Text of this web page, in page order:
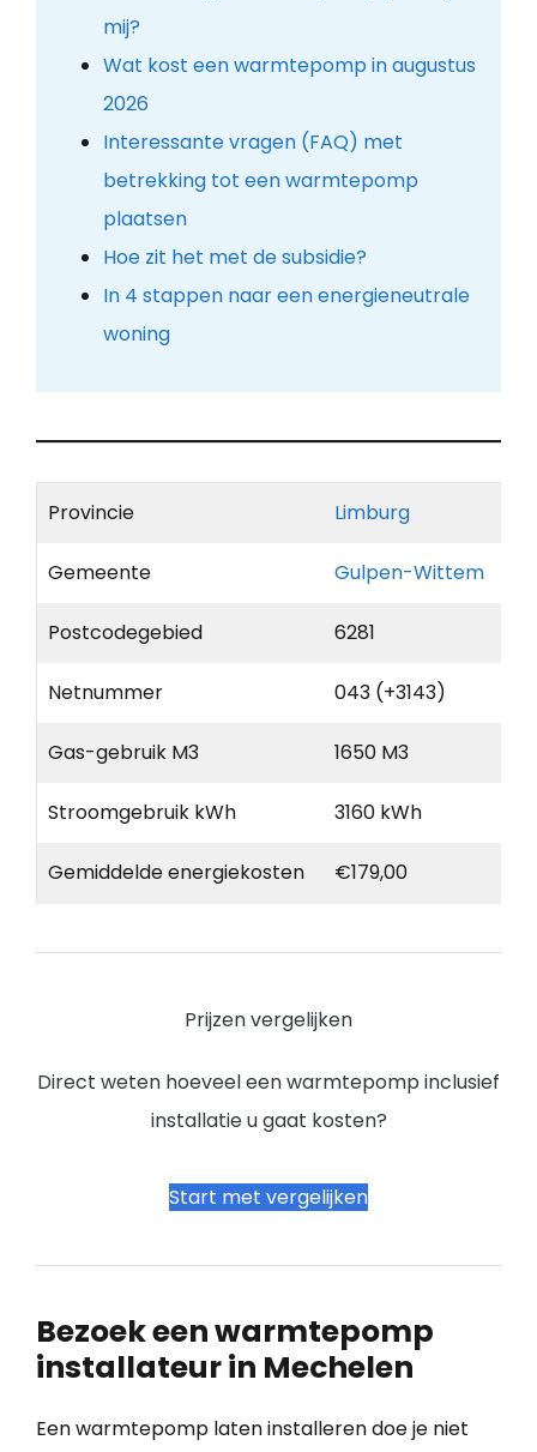
mij?
Wat kost een warmtepomp in augustus
2026
Interessante vragen (FAQ) met
betrekking tot een warmtepomp
plaatsen
Hoe zit het met de subsidie?
In 4 stappen naar een energieneutrale
woning
Provincie Limburg
Gemeente Gulpen-Wittem
Postcodegebied 6281
Netnummer 043 (+3143)
Gas-gebruik M3 1650 M3
Stroomgebruik kWh 3160 kWh
Gemiddelde energiekosten €179,00
Prijzen vergelijken
Direct weten hoeveel een warmtepomp inclusief
installatie u gaat kosten?
Start met vergelijken
Bezoek een warmtepomp
installateur in Mechelen
Een warmtepomp laten installeren doe je niet